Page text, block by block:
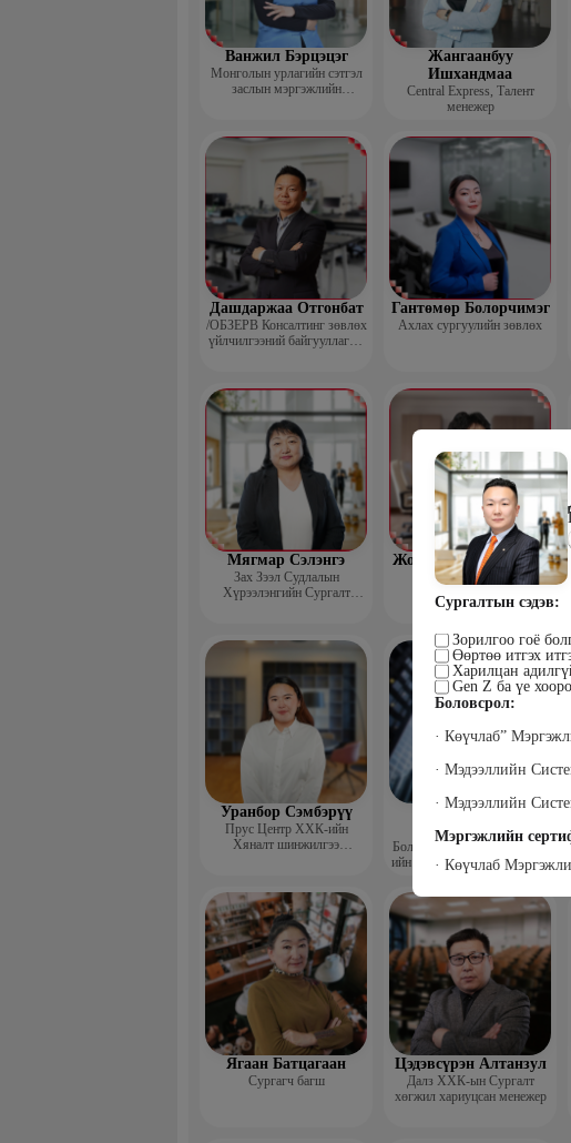
Сургалтын сэдэв:
Зорилгоо гоё
Өөртөө итгэх
Харилцан
Gen Z ба үе
Боловсрол:
· Көүчлаб”
· Мэдээллийн
· Мэдээллийн
Мэргэжлийн
· Көүчлаб
Ванжил Бэрцэцэг
Монголын урлагийн сэтгэл
заслын мэргэжлийн
Жангаанбуу
Ишхандмаа
Central Express, Талент
менежер
Дашдаржаа Отгонбат
/ОБЗЕРВ Консалтинг зөвлөх
үйлчилгээний байгууллагын
Гантөмөр Болорчимэг
Ахлах сургуулийн зөвлөх
Мягмар Сэлэнгэ
Зах Зээл Судлалын
Хүрээлэнгийн Сургалт
Жодов-Иш Борхүүхэн
Зах зээл судлалын
хүрээлэнгийн багш
Уранбор Сэмбэрүү
Прус Центр ХХК-ийн
Хяналт шинжилгээ
тогтолцооны хэрэгжүүлэгч
Энхбаатар
Ичинхорлоо
Болор Үйлсийн Үндэс ТББ-
ийн үүсгэн байгуулагч, Зүрх
сэтгэлийн карьер сургалтын
төвийн нийгмийн ажилтан,
сургагч багш
Ягаан Батцагаан
Сургагч багш
Цэдэвсүрэн Алтанзул
Далз ХХК-ын Сургалт
хөгжил хариуцсан менежер